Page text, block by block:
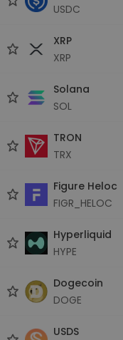
USDC
XRP
XRP
Solana
SOL
TRON
TRX
Figure Heloc
FIGR_HELOC
Hyperliquid
HYPE
Dogecoin
DOGE
USDS